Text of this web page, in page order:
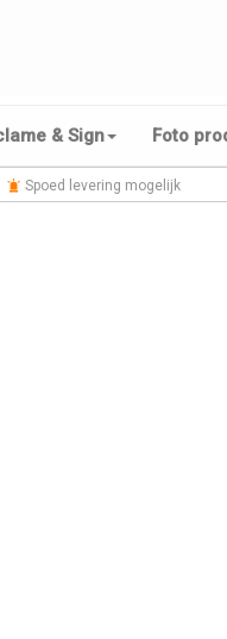
& Sign Foto
Spoed levering mogelijk